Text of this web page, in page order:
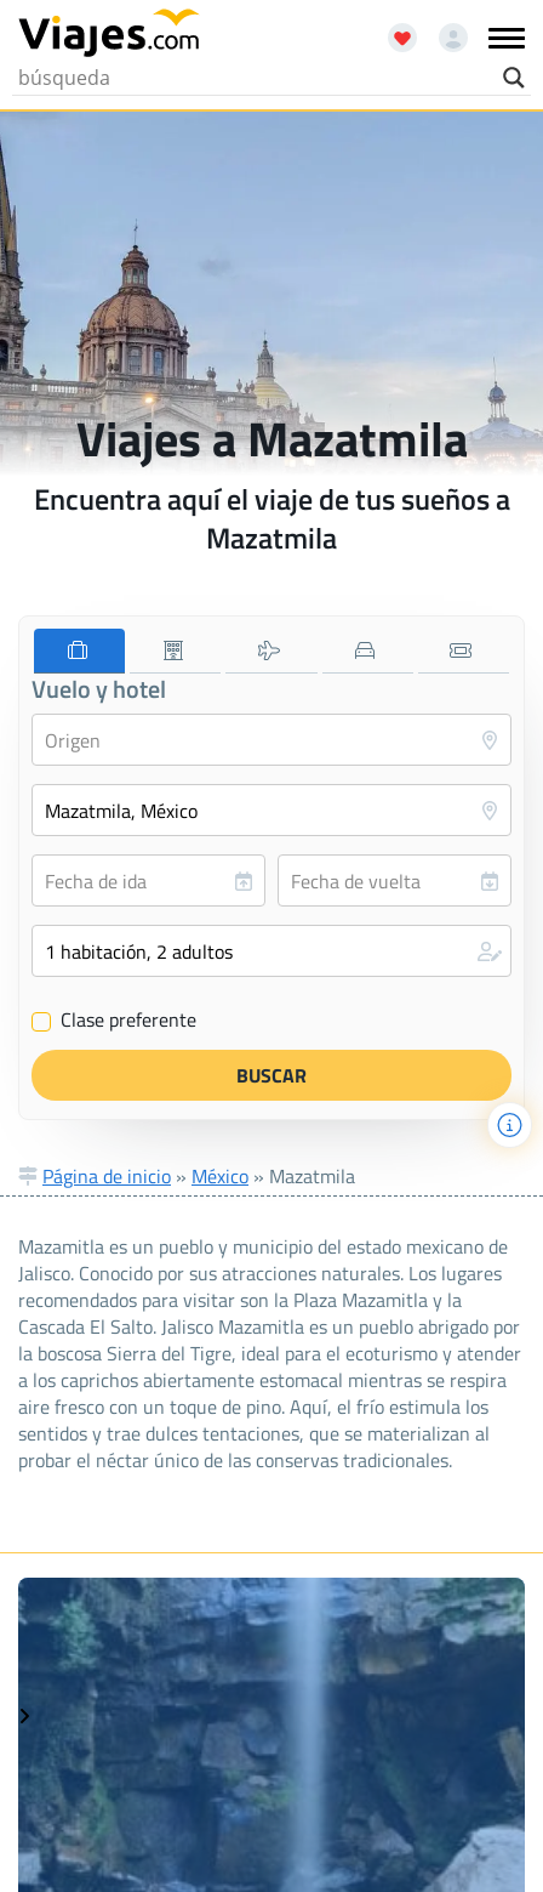
Viajes a Mazatmila
Encuentra aquí el viaje de tus sueños a
Mazatmila
Vuelo y hotel
✔ Clase preferente
Página de inicio » México » Mazatmila
Mazamitla es un pueblo y municipio del estado mexicano de
Jalisco. Conocido por sus atracciones naturales. Los lugares
recomendados para visitar son la Plaza Mazamitla y la
Cascada El Salto. Jalisco Mazamitla es un pueblo abrigado por
la boscosa Sierra del Tigre, ideal para el ecoturismo y atender
a los caprichos abiertamente estomacal mientras se respira
aire fresco con un toque de pino. Aquí, el frío estimula los
sentidos y trae dulces tentaciones, que se materializan al
probar el néctar único de las conservas tradicionales.